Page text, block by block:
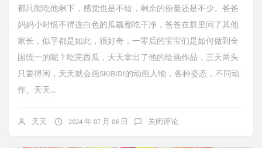
都只能吃他剩下，感觉也是不错，剩余的份量还是不少。爸爸
妈妈小时恨不得连白色的瓜瓤都吃干净，爸爸在群里问了其他
家长，似乎都是如此，很好奇，一零后的宝宝们是如何做到全
国统一的呢？吃完西瓜，天天拿出了他的绘画作品，三天两头
只要得闲，天天就会画SKIBIDI的动画人物，各种姿态，不同动
作。天天...
天天 2024 年 07 月 06 日 关闭评论